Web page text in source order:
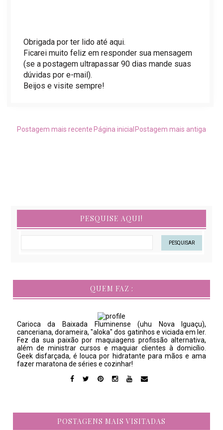
Obrigada por ter lido até aqui.
Ficarei muito feliz em responder sua mensagem
(se a postagem ultrapassar 90 dias mande suas
dúvidas por e-mail).
Beijos e visite sempre!
Postagem mais recente Postagem mais antiga
Página inicial
PESQUISE AQUI!
QUEM FAZ :
Carioca da Baixada Fluminense (uhu Nova Iguaçu),
canceriana, dorameira, "aloka" dos gatinhos e viciada em ler.
Fez da sua paixão por maquiagens profissão alternativa,
além de ministrar cursos e maquiar clientes à domicílio.
Geek disfarçada, é louca por hidratante para mãos e ama
fazer maratona de séries e cozinhar!
POSTAGENS MAIS VISITADAS